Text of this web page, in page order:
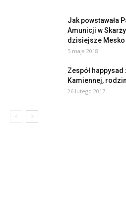
Jak powstawała
Amunicji w
dzisiejsze Mesko
5 maja 2018
Zespół happysad
Kamiennej,
26 lutego 2017